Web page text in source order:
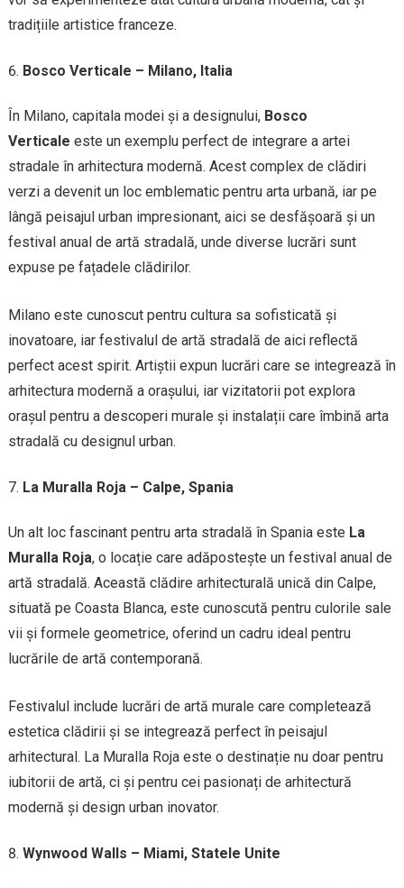
tradițiile artistice franceze.
Bosco Verticale – Milano, Italia
În Milano, capitala modei și a designului, Bosco
Verticale este un exemplu perfect de integrare a artei
stradale în arhitectura modernă. Acest complex de clădiri
verzi a devenit un loc emblematic pentru arta urbană, iar pe
lângă peisajul urban impresionant, aici se desfășoară și un
festival anual de artă stradală, unde diverse lucrări sunt
expuse pe fațadele clădirilor.
Milano este cunoscut pentru cultura sa sofisticată și
inovatoare, iar festivalul de artă stradală de aici reflectă
perfect acest spirit. Artiștii expun lucrări care se integrează în
arhitectura modernă a orașului, iar vizitatorii pot explora
orașul pentru a descoperi murale și instalații care îmbină arta
stradală cu designul urban.
La Muralla Roja – Calpe, Spania
Un alt loc fascinant pentru arta stradală în Spania este La
Muralla Roja, o locație care adăpostește un festival anual de
artă stradală. Această clădire arhitecturală unică din Calpe,
situată pe Coasta Blanca, este cunoscută pentru culorile sale
vii și formele geometrice, oferind un cadru ideal pentru
lucrările de artă contemporană.
Festivalul include lucrări de artă murale care completează
estetica clădirii și se integrează perfect în peisajul
arhitectural. La Muralla Roja este o destinație nu doar pentru
iubitorii de artă, ci și pentru cei pasionați de arhitectură
modernă și design urban inovator.
Wynwood Walls – Miami, Statele Unite